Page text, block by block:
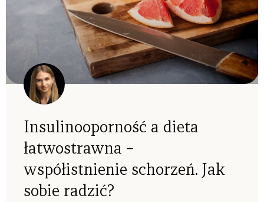
Insulinooporność a dieta
łatwostrawna –
współistnienie schorzeń. Jak
sobie radzić?